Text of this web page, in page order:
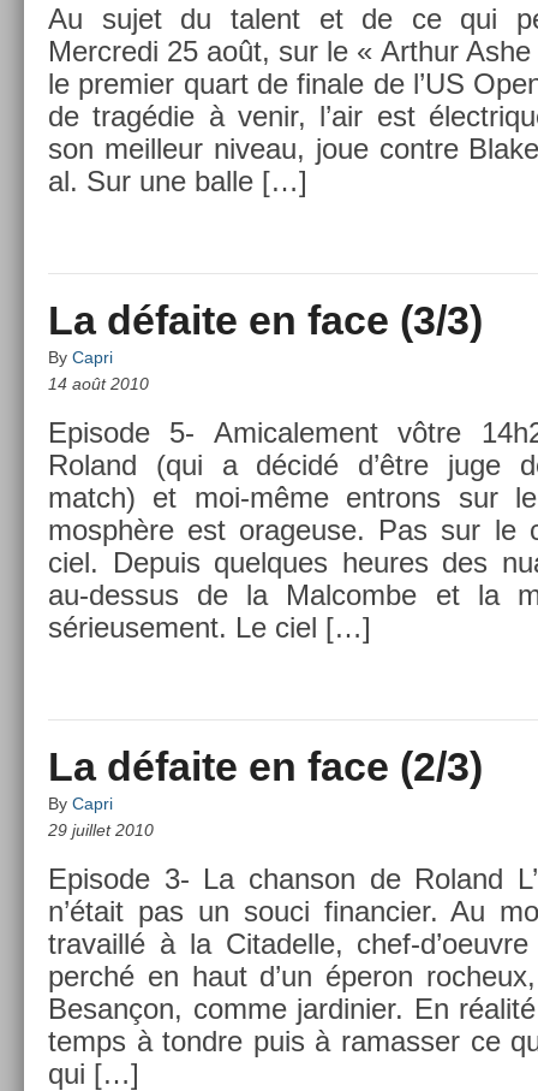
Au sujet du talent et de ce qui
Mercredi 25 août, sur le « Arthur
le pre­mi­er quart de fin­ale de l’US
de tragédie à venir, l’air est
son meil­leur niveau, joue con­tre
al. Sur une balle […]
La défaite en face (3/3)
By Capri
14 août 2010
Epi­sode 5- Amicale­ment vôtre
Roland (qui a décidé d’être juge
match) et moi-même en­trons sur
mosphère est orageuse. Pas sur le
ciel. De­puis quel­ques heures des
au-dessus de la Mal­com­be et la
sérieuse­ment. Le ciel […]
La défaite en face (2/3)
By Capri
29 juillet 2010
Epi­sode 3- La chan­son de Roland
n’était pas un souci fin­an­ci­er. Au
travaillé à la Citadel­le, chef-
perché en haut d’un éperon
Besançon, comme jar­dini­er. En
temps à tondre puis à ramass­er ce
qui […]